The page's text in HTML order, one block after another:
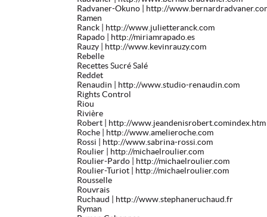
Radvaner-Okuno | http://
Ramen
Ranck | http://www.julietteranck.com
Rapado | http://miriamrapado.es
Rauzy | http://www.kevinrauzy.com
Rebelle
Recettes Sucré Salé
Reddet
Renaudin | http://www.studio-renaudin.com
Rights Control
Riou
Rivière
Robert | http://www.jeandenisrobert.comindex.htm
Roche | http://www.amelieroche.com
Rossi | http://www.sabrina-rossi.com
Roulier | http://michaelroulier.com
Roulier-Pardo | http://michaelroulier.com
Roulier-Turiot | http://michaelroulier.com
Rousselle
Rouvrais
Ruchaud | http://www.stephaneruchaud.fr
Ryman